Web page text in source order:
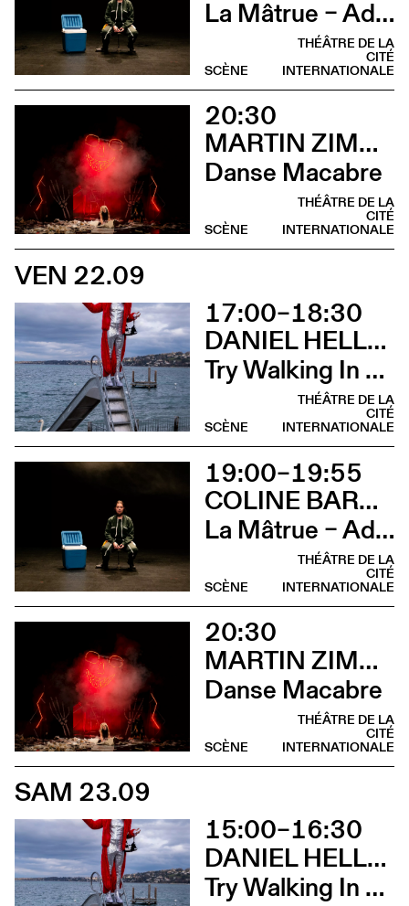
La Mâtrue – Adieu à la ferme
THÉÂTRE DE LA
CITÉ
INTERNATIONALE
SCÈNE
20:30
MARTIN ZIMMERMANN
Danse Macabre
THÉÂTRE DE LA
CITÉ
INTERNATIONALE
SCÈNE
VEN 22.09
17:00–18:30
DANIEL HELLMANN
Try Walking In My Hooves (Déambulation)
THÉÂTRE DE LA
CITÉ
INTERNATIONALE
SCÈNE
19:00–19:55
COLINE BARDIN
La Mâtrue – Adieu à la ferme
THÉÂTRE DE LA
CITÉ
INTERNATIONALE
SCÈNE
20:30
MARTIN ZIMMERMANN
Danse Macabre
THÉÂTRE DE LA
CITÉ
INTERNATIONALE
SCÈNE
SAM 23.09
15:00–16:30
DANIEL HELLMANN
Try Walking In My Hooves (Déambulation)